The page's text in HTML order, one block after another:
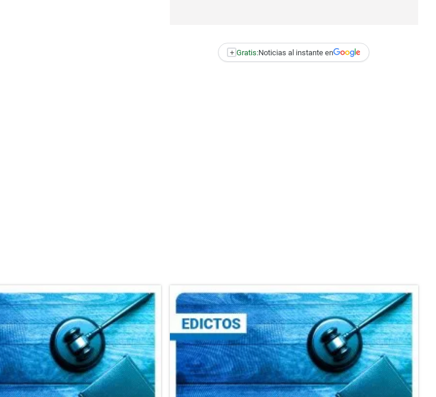
+ Gratis:Noticias al instante en